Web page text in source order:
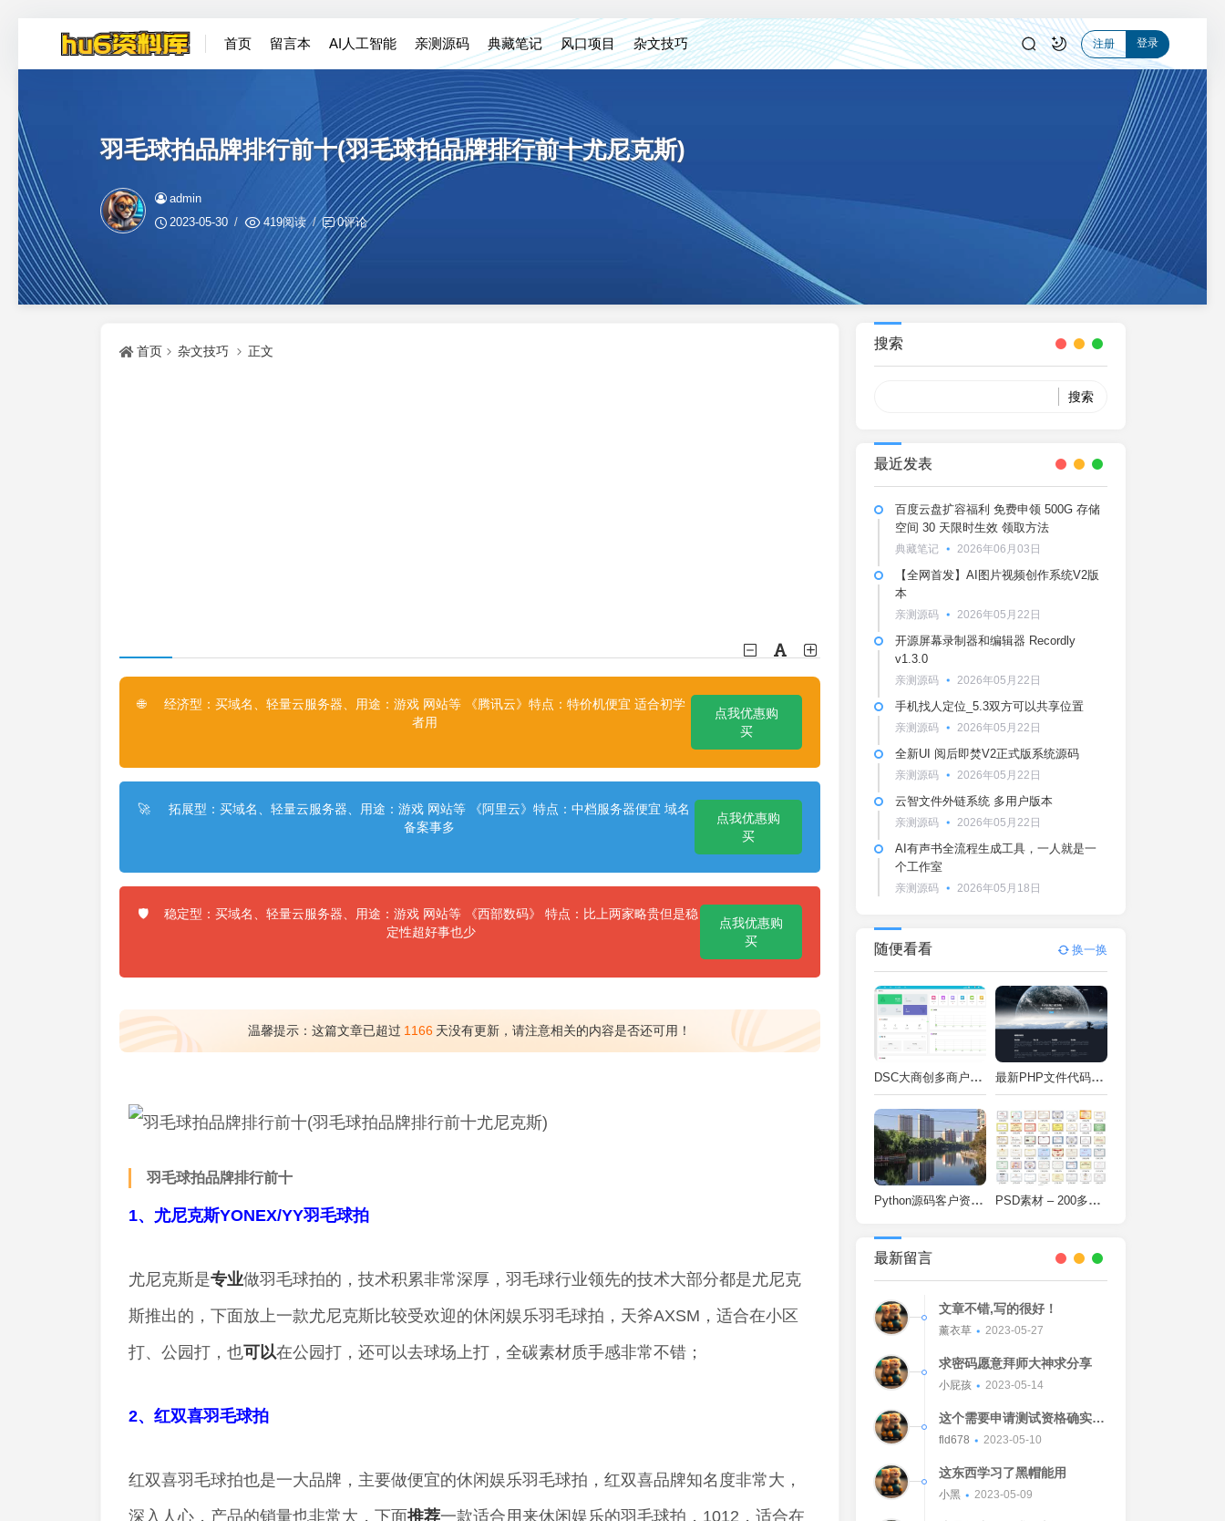
首页 留言本 AI人工智能 亲测源码 典藏笔记 风口项目 杂文技巧 注册 登录
羽毛球拍品牌排行前十(羽毛球拍品牌排行前十尤尼克斯)
admin
2023-05-30
419阅读 0评论
首页 杂文技巧 正文
🌐
经济型：买域名、轻量云服务器、用途：游戏 网站等 《腾讯云》特点：特价机便宜 适合初学
者用
点我优惠购
买
🚀
拓展型：买域名、轻量云服务器、用途：游戏 网站等 《阿里云》特点：中档服务器便宜 域名
备案事多
点我优惠购
买
🛡️
稳定型：买域名、轻量云服务器、用途：游戏 网站等 《西部数码》 特点：比上两家略贵但是稳
定性超好事也少
点我优惠购
买
温馨提示：这篇文章已超过 1166 天没有更新，请注意相关的内容是否还可用！
羽毛球拍品牌排行前十
1、尤尼克斯YONEX/YY羽毛球拍
尤尼克斯是专业做羽毛球拍的，技术积累非常深厚，羽毛球行业领先的技术大部分都是尤尼克
斯推出的，下面放上一款尤尼克斯比较受欢迎的休闲娱乐羽毛球拍，天斧AXSM，适合在小区
打、公园打，也可以在公园打，还可以去球场上打，全碳素材质手感非常不错；
2、红双喜羽毛球拍
红双喜羽毛球拍也是一大品牌，主要做便宜的休闲娱乐羽毛球拍，红双喜品牌知名度非常大，
深入人心，产品的销量也非常大，下面推荐一款适合用来休闲娱乐的羽毛球拍，1012，适合在
搜索
最近发表
百度云盘扩容福利 免费申领 500G 存储
空间 30 天限时生效 领取方法
典藏笔记 2026年06月03日
【全网首发】AI图片视频创作系统V2版
本
亲测源码 2026年05月22日
开源屏幕录制器和编辑器 Recordly
v1.3.0
亲测源码 2026年05月22日
手机找人定位_5.3双方可以共享位置
亲测源码 2026年05月22日
全新UI 阅后即焚V2正式版系统源码
亲测源码 2026年05月22日
云智文件外链系统 多用户版本
亲测源码 2026年05月22日
AI有声书全流程生成工具，一人就是一
个工作室
亲测源码 2026年05月18日
随便看看 换一换
DSC大商创多商户电商系统完整部署教程（附PHP7.4/PHP8兼容修复方案） 最新PHP文件代码加密系统 在线PHP加密系统 全开源 亲测可用
Python源码客户资料管理系统V2.2一键运行 PSD素材 – 200多种类型证书PSD源码
最新留言
文章不错,写的很好！
薰衣草 2023-05-27
求密码愿意拜师大神求分享
小屁孩 2023-05-14
这个需要申请测试资格确实不
错的东西
fld678 2023-05-10
这东西学习了黑帽能用
小黑 2023-05-09